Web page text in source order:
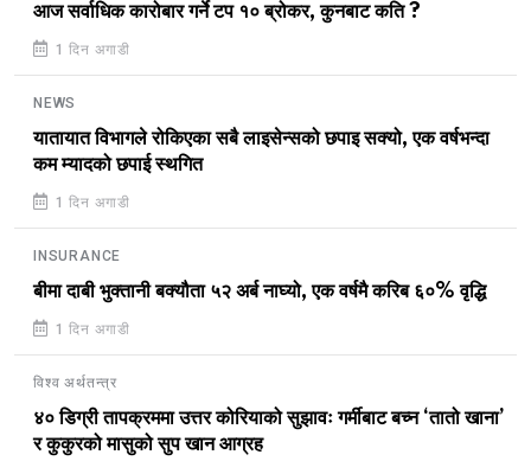
आज सर्वाधिक कारोबार गर्ने टप १० ब्रोकर, कुनबाट कति ?
1 दिन अगाडी
NEWS
यातायात विभागले रोकिएका सबै लाइसेन्सको छपाइ सक्यो, एक वर्षभन्दा
कम म्यादको छपाई स्थगित
1 दिन अगाडी
INSURANCE
बीमा दाबी भुक्तानी बक्यौता ५२ अर्ब नाघ्यो, एक वर्षमै करिब ६०% वृद्धि
1 दिन अगाडी
विश्व अर्थतन्त्र
४० डिग्री तापक्रममा उत्तर कोरियाको सुझावः गर्मीबाट बच्न ‘तातो खाना’
र कुकुरको मासुको सुप खान आग्रह